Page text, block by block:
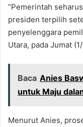
“Pemerintah
presiden terpilih
penyelenggara
Utara, pada Jumat
Baca Anies
untuk Maju
Menurut Anies,